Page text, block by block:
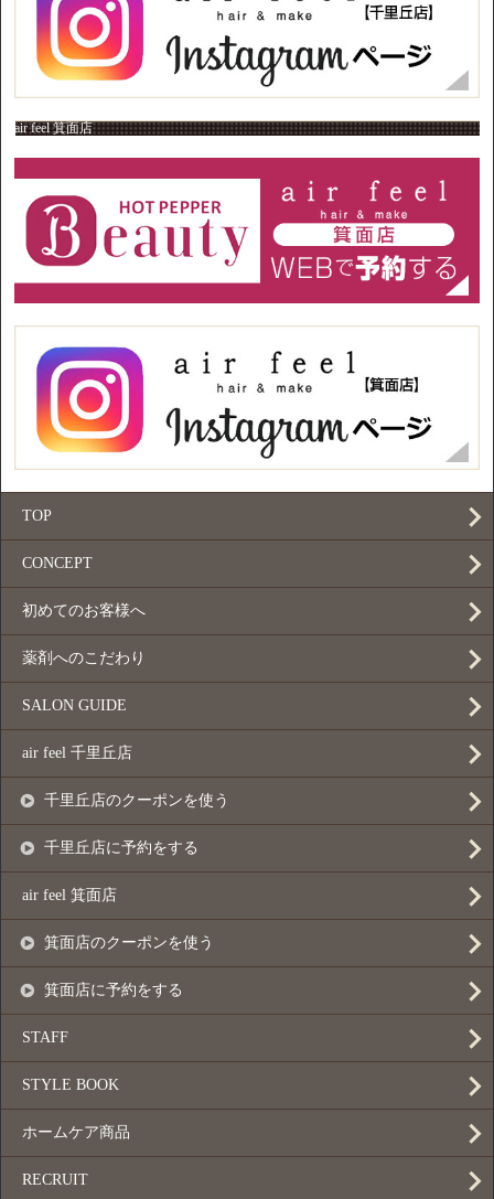
air feel 箕面店
TOP
CONCEPT
初めてのお客様へ
薬剤へのこだわり
SALON GUIDE
air feel 千里丘店
千里丘店のクーポンを使う
千里丘店に予約をする
air feel 箕面店
箕面店のクーポンを使う
箕面店に予約をする
STAFF
STYLE BOOK
ホームケア商品
RECRUIT